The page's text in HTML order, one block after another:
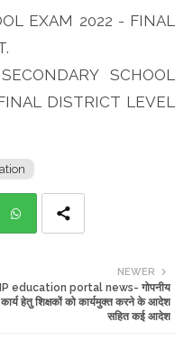
EXAM 2022 - FINAL
SCHOOL
DISTRICT LEVEL
ats
NEWER
education portal news- गोपनीय
कार्य हेतु शिक्षकों को कार्यमुक्त करने के आदेश
सहित कई आदेश